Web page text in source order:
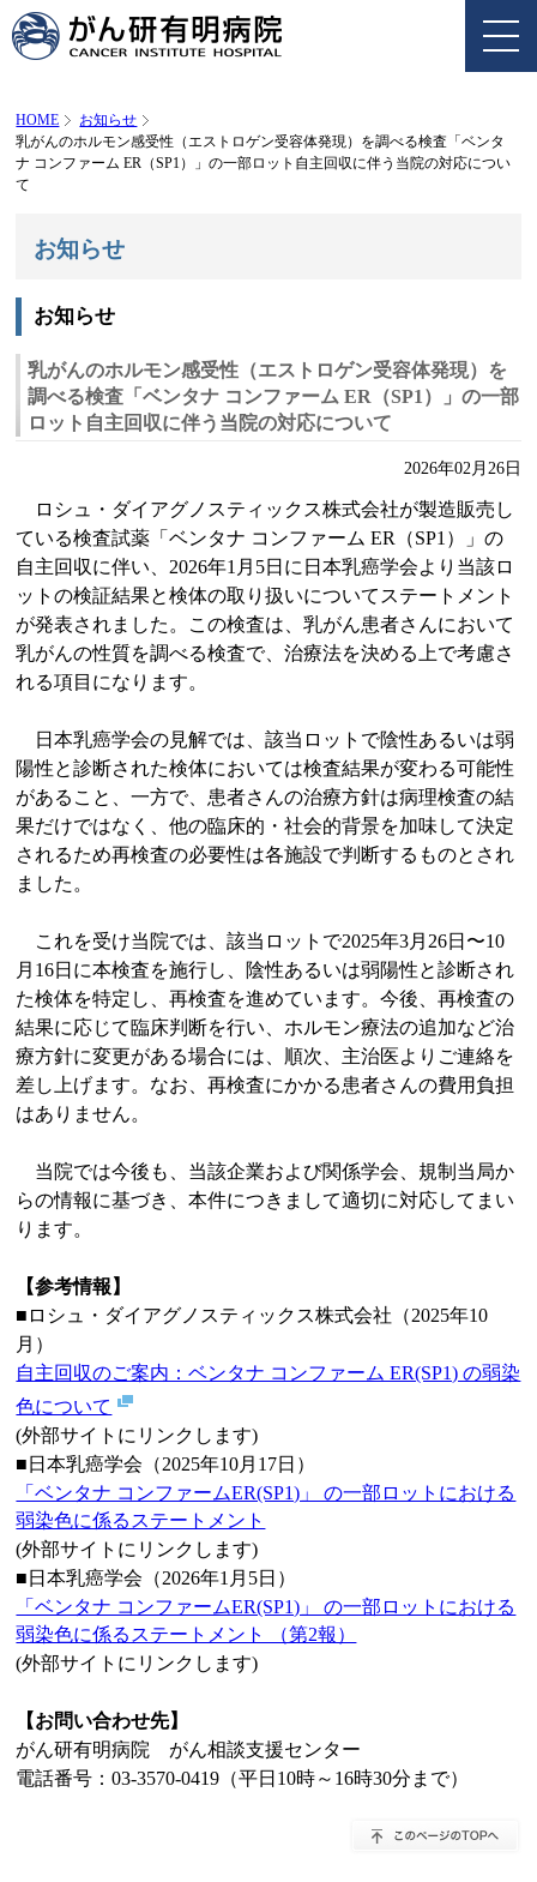
HOME
お知らせ
乳がんのホルモン感受性（エストロゲン受容体発現）を調べる検査「ベンタ
ナ コンファーム ER（SP1）」の一部ロット自主回収に伴う当院の対応につい
て
お知らせ
お知らせ
乳がんのホルモン感受性（エストロゲン受容体発現）を
調べる検査「ベンタナ コンファーム ER（SP1）」の一部
ロット自主回収に伴う当院の対応について
2026年02月26日
ロシュ・ダイアグノスティックス株式会社が製造販売し
ている検査試薬「ベンタナ コンファーム ER（SP1）」の
自主回収に伴い、2026年1月5日に日本乳癌学会より当該ロ
ットの検証結果と検体の取り扱いについてステートメント
が発表されました。この検査は、乳がん患者さんにおいて
乳がんの性質を調べる検査で、治療法を決める上で考慮さ
れる項目になります。
日本乳癌学会の見解では、該当ロットで陰性あるいは弱
陽性と診断された検体においては検査結果が変わる可能性
があること、⼀⽅で、患者さんの治療⽅針は病理検査の結
果だけではなく、他の臨床的・社会的背景を加味して決定
されるため再検査の必要性は各施設で判断するものとされ
ました。
これを受け当院では、該当ロットで2025年3月26日〜10
月16日に本検査を施行し、陰性あるいは弱陽性と診断され
た検体を特定し、再検査を進めています。今後、再検査の
結果に応じて臨床判断を行い、ホルモン療法の追加など治
療方針に変更がある場合には、順次、主治医よりご連絡を
差し上げます。なお、再検査にかかる患者さんの費用負担
はありません。
当院では今後も、当該企業および関係学会、規制当局か
らの情報に基づき、本件につきまして適切に対応してまい
ります。
【参考情報】
■ロシュ・ダイアグノスティックス株式会社（2025年10
月）
自主回収のご案内：ベンタナ コンファーム ER(SP1) の弱染
色について
(外部サイトにリンクします)
■日本乳癌学会（2025年10月17日）
「ベンタナ コンファームER(SP1)」 の一部ロットにおける
弱染色に係るステートメント
(外部サイトにリンクします)
■日本乳癌学会（2026年1月5日）
「ベンタナ コンファームER(SP1)」 の一部ロットにおける
弱染色に係るステートメント （第2報）
(外部サイトにリンクします)
【お問い合わせ先】
がん研有明病院 がん相談支援センター
電話番号：03-3570-0419（平日10時～16時30分まで）